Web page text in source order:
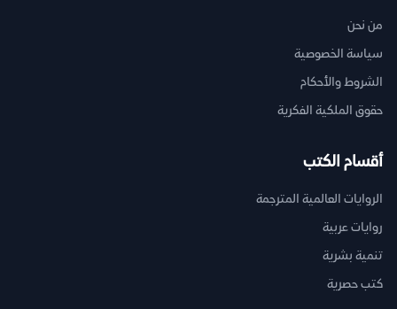
من نحن
سياسة الخصوصية
الشروط والأحكام
حقوق الملكية الفكرية
أقسام الكتب
الروايات العالمية المترجمة
روايات عربية
تنمية بشرية
كتب حصرية